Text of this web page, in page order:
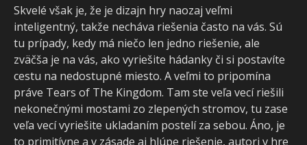
Skvelé však je, že je dizajn hry naozaj veľmi
inteligentný, takže necháva riešenia často na vás. Sú
tu prípady, kedy má niečo len jedno riešenie, ale
zväčša je na vás, ako vyriešite hádanky či si postavíte
cestu na nedostupné miesto. A veľmi to pripomína
práve Tears of The Kingdom. Tam ste veľa vecí riešili
nekonečnými mostami zo zlepených stromov, tu zase
veľa vecí vyriešite ukladaním postelí za sebou. Áno, je
to primitívne a v zásade aj hlúpe riešenie, autori v hre